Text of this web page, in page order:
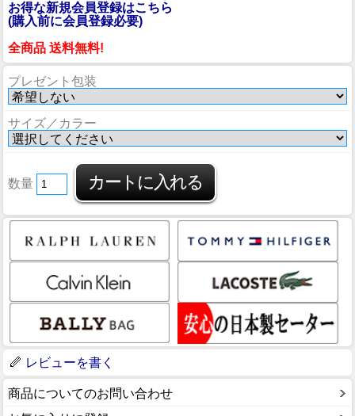
お得な新規会員登録はこちら
(購入前に会員登録必要)
全商品 送料無料!
プレゼント包装
サイズ／カラー
数量
レビューを書く
商品についてのお問い合わせ